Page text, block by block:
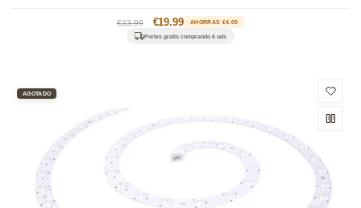
Precio
habitual
€23.99
Precio
de
€19.99 AHORRAS €4.00
Portes gratis comprando 6 uds
AGOTADO